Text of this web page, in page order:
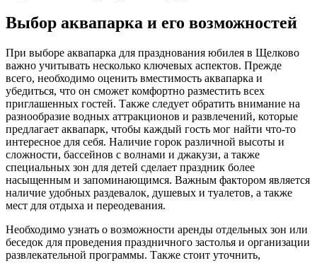
Выбор аквапарка и его возможностей
При выборе аквапарка для празднования юбилея в Щелково
важно учитывать несколько ключевых аспектов. Прежде
всего, необходимо оценить вместимость аквапарка и
убедиться, что он сможет комфортно разместить всех
приглашенных гостей. Также следует обратить внимание на
разнообразие водных аттракционов и развлечений, которые
предлагает аквапарк, чтобы каждый гость мог найти что-то
интересное для себя. Наличие горок различной высоты и
сложности, бассейнов с волнами и джакузи, а также
специальных зон для детей сделает праздник более
насыщенным и запоминающимся. Важным фактором является
наличие удобных раздевалок, душевых и туалетов, а также
мест для отдыха и переодевания.
Необходимо узнать о возможности аренды отдельных зон или
беседок для проведения праздничного застолья и организации
развлекательной программы. Также стоит уточнить,